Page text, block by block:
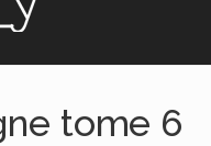
tome 6